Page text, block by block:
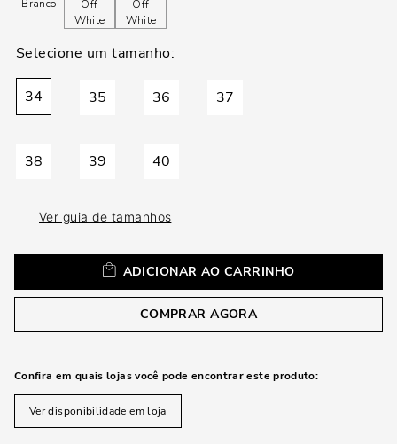
Branco
Off
White
Off
White
34 35 36 37
38 39 40
Ver guia de tamanhos
ADICIONAR AO CARRINHO
COMPRAR AGORA
Confira em quais lojas você pode encontrar este produto:
Ver disponibilidade em loja